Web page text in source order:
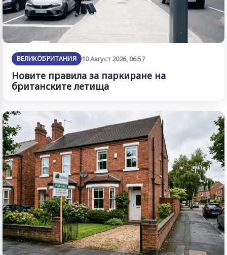
ВЕЛИКОБРИТАНИЯ 10 Август 2026, 06:57
Новите правила за паркиране на
британските летища